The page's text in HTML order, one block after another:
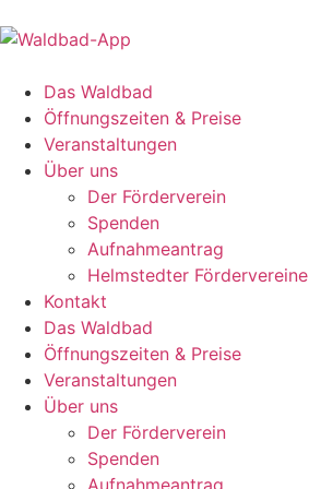
Das Waldbad
Öffnungszeiten & Preise
Veranstaltungen
Über uns
Der Förderverein
Spenden
Aufnahmeantrag
Helmstedter Fördervereine
Kontakt
Das Waldbad
Öffnungszeiten & Preise
Veranstaltungen
Über uns
Der Förderverein
Spenden
Aufnahmeantrag